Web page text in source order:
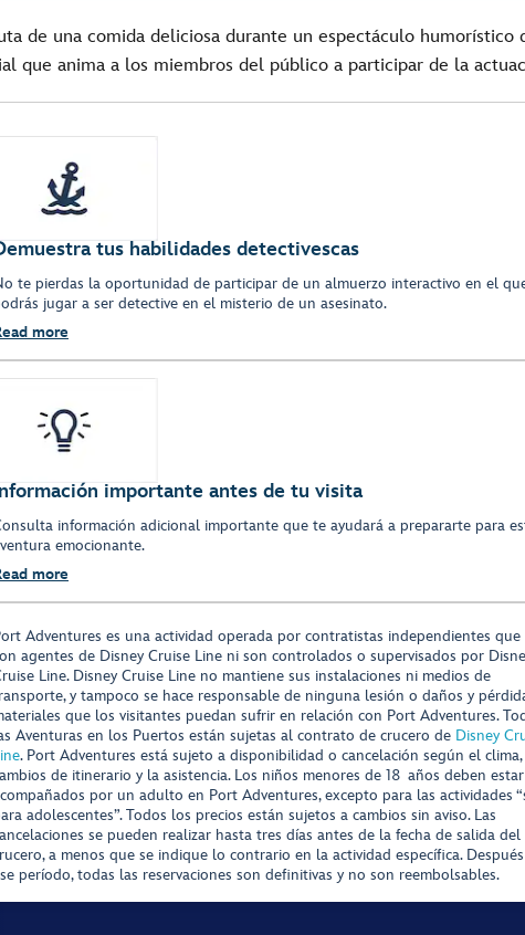
de una comida deliciosa durante un espectáculo humorístico
que anima a los miembros del público a participar de la
tus habilidades detectivescas
te pierdas la oportunidad de participar de un almuerzo interactivo en el
jugar a ser detective en el misterio de un asesinato.
more
importante antes de tu visita
información adicional importante que te ayudará a prepararte para
emocionante.
more
Adventures es una actividad operada por contratistas independientes que
agentes de Disney Cruise Line ni son controlados o supervisados por
Line. Disney Cruise Line no mantiene sus instalaciones ni medios de
y tampoco se hace responsable de ninguna lesión o daños y
que los visitantes puedan sufrir en relación con Port Adventures.
Aventuras en los Puertos están sujetas al contrato de crucero de Disney
. Port Adventures está sujeto a disponibilidad o cancelación según el clima,
de itinerario y la asistencia. Los niños menores de 18 años deben estar
por un adulto en Port Adventures, excepto para las actividades
adolescentes”. Todos los precios están sujetos a cambios sin aviso. Las
se pueden realizar hasta tres días antes de la fecha de salida del
a menos que se indique lo contrario en la actividad específica.
período, todas las reservaciones son definitivas y no son reembolsables.